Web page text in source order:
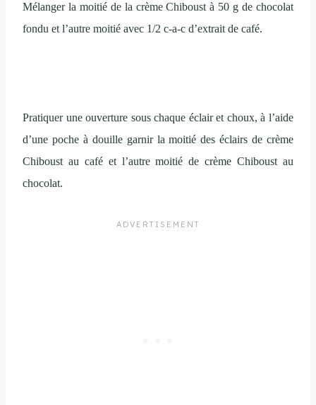
Mélanger la moitié de la crème Chiboust à 50 g de chocolat
fondu et l’autre moitié avec 1/2 c-a-c d’extrait de café.
Pratiquer une ouverture sous chaque éclair et choux, à l’aide
d’une poche à douille garnir la moitié des éclairs de crème
Chiboust au café et l’autre moitié de crème Chiboust au
chocolat.